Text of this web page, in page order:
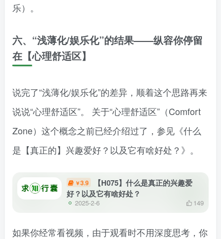
乐）。
六、“浅薄化/娱乐化”的结果——纵容你停留
在【心理舒适区】
说完了“浅薄化/娱乐化”的差异，顺着这个思路再来
说说“心理舒适区”。 关于“心理舒适区”（Comfort
Zone）这个概念之前已经介绍过了，参见《什么
是【真正的】兴趣爱好？以及它有啥好处？》。
￥3.9
【H075】什么是真正的兴趣爱
好？以及它有啥好处？
2025-2-6 149
如果你经常看视频，由于观看时不用深度思考，你